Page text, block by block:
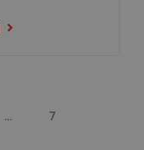
keyboard_arrow_right
… 7